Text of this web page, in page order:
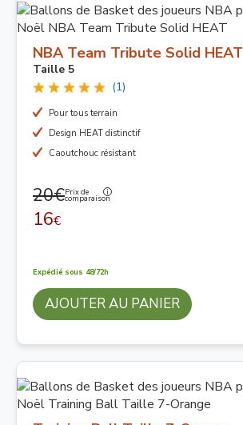
NBA Team Tribute Solid HEAT
Taille 5
(1)
Pour tous terrain
Design HEAT distinctif
Caoutchouc résistant
20€Prix de
comparaison
16€
Expédié sous 48/72h
AJOUTER AU PANIER